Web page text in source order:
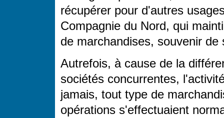
récupérer pour d'autres
Compagnie du Nord, qui
de marchandises, souvenir
Autrefois, à cause de la
sociétés concurrentes,
jamais, tout type de
opérations s'effectuaient